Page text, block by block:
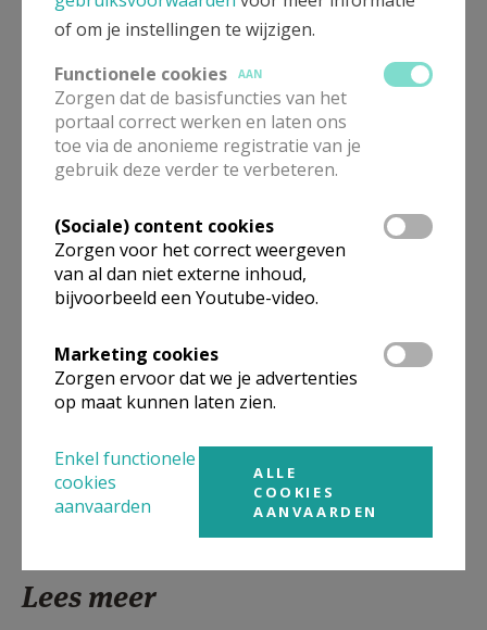
Gepubliceerd door
Pastorale zone Sint-Norbertus - Grimbergen
Artikel
Deel dit artikel
Lees meer
of om je instellingen te wijzigen.
Functionele cookies
AAN
Zorgen dat de basisfuncties van het
portaal correct werken en laten ons
toe via de anonieme registratie van je
gebruik deze verder te verbeteren.
(Sociale) content cookies
Zorgen voor het correct weergeven
van al dan niet externe inhoud,
bijvoorbeeld een Youtube-video.
Marketing cookies
Zorgen ervoor dat we je advertenties
op maat kunnen laten zien.
Enkel functionele
cookies
aanvaarden
ALLE
COOKIES
AANVAARDEN